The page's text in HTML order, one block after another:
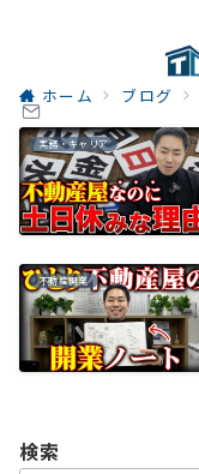
ホーム ブログ
実務・キャリア
不動産開業
検索